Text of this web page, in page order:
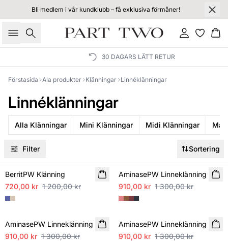
Bli medlem i vår kundklubb – få exklusiva förmåner!
Sök Logga in
30 DAGARS LÄTT RETUR
Förstasida Ala produkter Klänningar Linnéklänningar
Linnéklänningar
Alla Klänningar Mini Klänningar Midi Klänningar
Filter Sortering
SALE
BerritPW Klänning
720,00 kr 1 200,00 kr
AminasePW Linneklänning
910,00 kr 1 300,00 kr
SALE
AminasePW Linneklänning
910,00 kr 1 300,00 kr
SALE
AminasePW Linneklänning
910,00 kr 1 300,00 kr